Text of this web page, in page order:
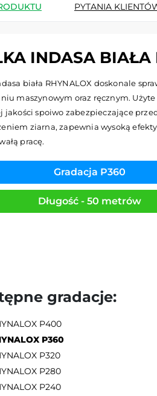
PYTANIA
INDASA
biała RHYNALOX doskonale
maszynowym oraz ręcznym.
jakości spoiwo zabezpieczające
ziarna, zapewnia wysoką
pracę.
Gradacja P360
Długość - 50 metrów
gradacje:
P400
P360
P320
P280
P240